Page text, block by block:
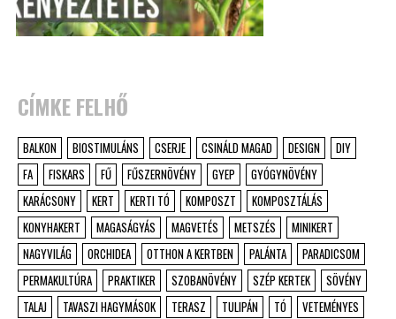
CÍMKE FELHŐ
BALKON BIOSTIMULÁNS CSERJE CSINÁLD MAGAD DESIGN
DIY
FA
FISKARS FŰ FŰSZERNÖVÉNY GYEP
GYÓGYNÖVÉNY
KARÁCSONY
KERT KERTI TÓ KOMPOSZT
KOMPOSZTÁLÁS
KONYHAKERT
MAGASÁGYÁS MAGVETÉS METSZÉS
MINIKERT
NAGYVILÁG
ORCHIDEA OTTHON A KERTBEN PALÁNTA
PARADICSOM
PERMAKULTÚRA
PRAKTIKER SZOBANÖVÉNY SZÉP KERTEK
SÖVÉNY
TALAJ
TAVASZI HAGYMÁSOK TERASZ TULIPÁN TÓ
VETEMÉNYES